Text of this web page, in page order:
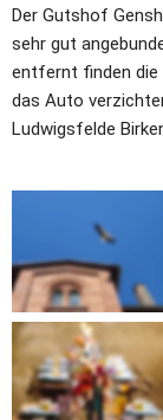
Der Gutshof
sehr gut
entfernt finden die
das Auto
Ludwigsfelde